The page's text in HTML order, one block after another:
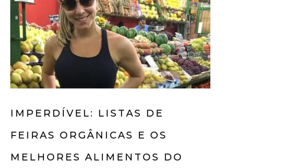
IMPERDÍVEL: LISTAS DE
FEIRAS ORGÂNICAS E OS
MELHORES ALIMENTOS DO